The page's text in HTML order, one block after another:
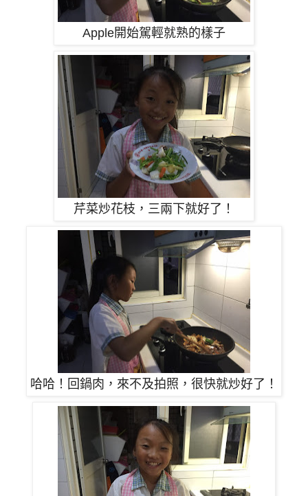
Apple開始駕輕就熟的樣子
芹菜炒花枝，三兩下就好了！
哈哈！ 回鍋肉， 來不及拍照， 很快就炒好了！